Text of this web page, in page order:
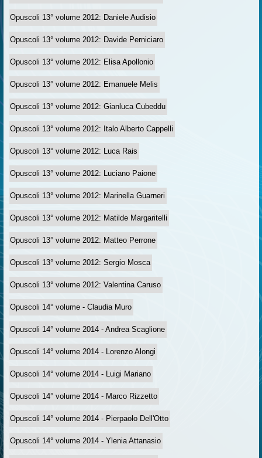
Opuscoli 13° volume 2012: Daniele Audisio
Opuscoli 13° volume 2012: Davide Perniciaro
Opuscoli 13° volume 2012: Elisa Apollonio
Opuscoli 13° volume 2012: Emanuele Melis
Opuscoli 13° volume 2012: Gianluca Cubeddu
Opuscoli 13° volume 2012: Italo Alberto Cappelli
Opuscoli 13° volume 2012: Luca Rais
Opuscoli 13° volume 2012: Luciano Paione
Opuscoli 13° volume 2012: Marinella Guarneri
Opuscoli 13° volume 2012: Matilde Margaritelli
Opuscoli 13° volume 2012: Matteo Perrone
Opuscoli 13° volume 2012: Sergio Mosca
Opuscoli 13° volume 2012: Valentina Caruso
Opuscoli 14° volume - Claudia Muro
Opuscoli 14° volume 2014 - Andrea Scaglione
Opuscoli 14° volume 2014 - Lorenzo Alongi
Opuscoli 14° volume 2014 - Luigi Mariano
Opuscoli 14° volume 2014 - Marco Rizzetto
Opuscoli 14° volume 2014 - Pierpaolo Dell'Otto
Opuscoli 14° volume 2014 - Ylenia Attanasio